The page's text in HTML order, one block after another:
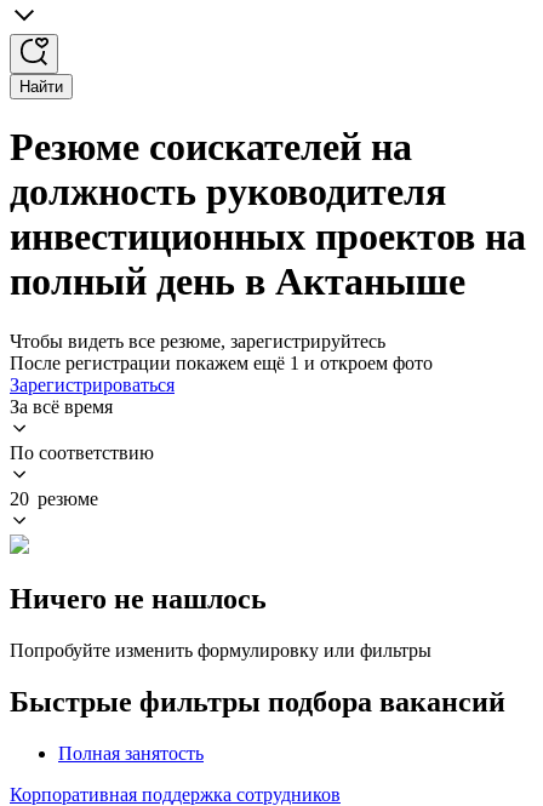
Найти
Резюме соискателей на
должность руководителя
инвестиционных проектов на
полный день в Актаныше
Чтобы видеть все резюме, зарегистрируйтесь
После регистрации покажем ещё 1 и откроем фото
Зарегистрироваться
За всё время
По соответствию
20 резюме
Ничего не нашлось
Попробуйте изменить формулировку или фильтры
Быстрые фильтры подбора вакансий
Полная занятость
Корпоративная поддержка сотрудников